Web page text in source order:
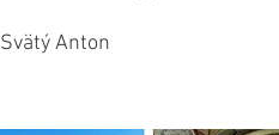
Svätý Anton